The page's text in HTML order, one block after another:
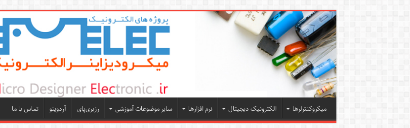
میکروکنترلرها الکترونیک دیجیتال نرم افزارها سایر موضوعات آموزشی رزبری‌پای آردوینو تماس با ما